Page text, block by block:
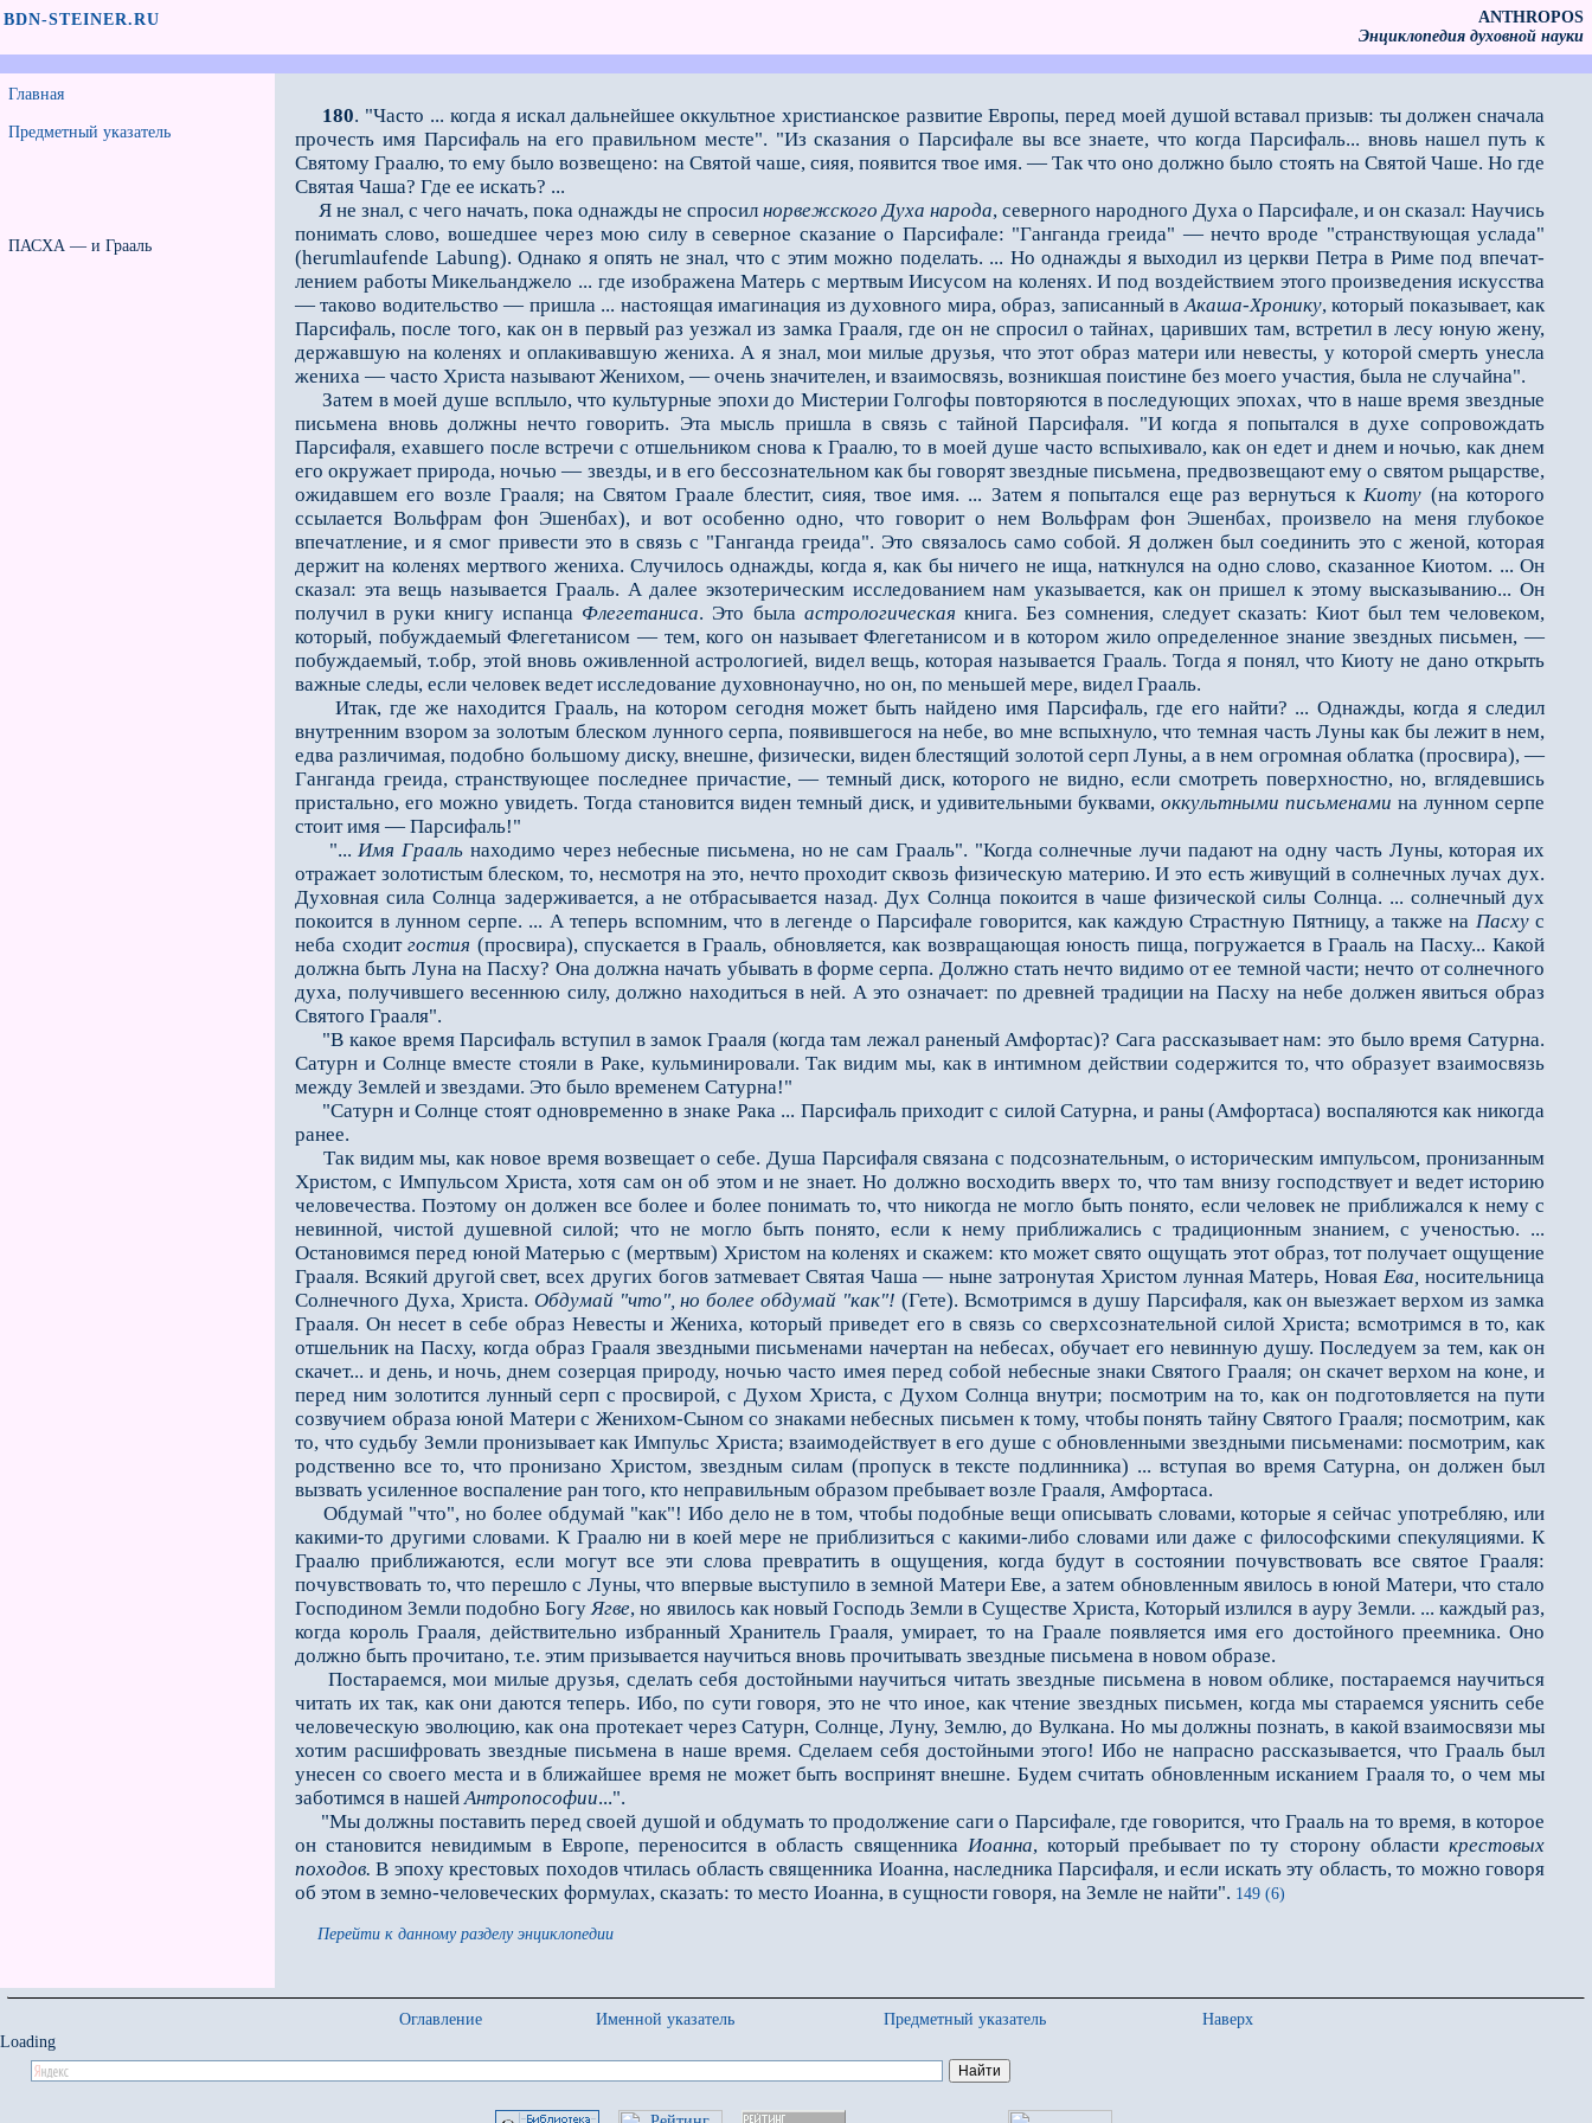
BDN-STEINER.RU
ANTHROPOS
Энциклопедия духовной науки
Главная
Предметный указатель
ПАСХА — и Грааль
180. "Часто ... когда я искал дальнейшее оккультное христианское развитие Европы, перед моей ду­шой вставал призыв: ты должен сначала
прочесть имя Парсифаль на его правильном месте". "Из сказания о Парсифале вы все знаете, что когда Парсифаль... вновь нашел путь к
Святому Граалю, то ему было воз­вещено: на Святой чаше, сияя, появится твое имя. — Так что оно должно было стоять на Святой Чаше. Но где
Святая Чаша? Где ее искать? ...
Я не знал, с чего начать, пока однажды не спросил норвежского Духа народа, северного народного Ду­ха о Парсифале, и он сказал: Научись
понимать слово, вошедшее через мою силу в северное сказание о Парсифале: "Ганганда греида" — нечто вроде "странствующая услада"
(herumlaufende Labung). Однако я опять не знал, что с этим можно поделать. ... Но однажды я выходил из церкви Петра в Риме под впечат­
лением работы Микельанджело ... где изображена Матерь с мертвым Иисусом на коленях. И под воздействи­ем этого произведения искусства
— таково водительство — пришла ... настоящая имагинация из духовного мира, образ, записанный вАкаша-Хронику, который показывает, как
Парсифаль, после того, как он в пер­вый раз уезжал из замка Грааля, где он не спросил о тайнах, царивших там, встретил в лесу юную жену,
державшую на коленях и оплакивавшую жениха. А я знал, мои милые друзья, что этот образ матери или не­весты, у которой смерть унесла
жениха — часто Христа называют Женихом, — очень значителен, и взаимо­связь, возникшая поистине без моего участия, была не случайна".
Затем в моей душе всплыло, что куль­турные эпохи до Мистерии Голгофы повторяются в последующих эпохах, что в наше время звездные
письмена вновь должны нечто говорить. Эта мысль пришла в связь с тайной Парсифаля. "И когда я попытался в духе сопровождать
Парсифаля, ехавшего после встречи с отшельником снова к Граалю, то в моей душе часто вспыхивало, как он едет и днем и ночью, как днем
его окружает природа, ночью — звезды, и в его бессоз­нательном как бы говорят звездные письмена, предвозвещают ему о святом рыцарстве,
ожидавшем его возле Грааля; на Святом Граале блестит, сияя, твое имя. ... Затем я попытался еще раз вернуться кКиоту (на которого
ссылается Вольфрам фон Эшенбах), и вот особенно одно, что говорит о нем Вольфрам фон Эшенбах, произвело на меня глубокое
впечатление, и я смог привести это в связь с "Ганганда греи­да". Это связалось само собой. Я должен был соединить это с женой, которая
держит на коленях мертвого жениха. Случилось однажды, когда я, как бы ничего не ища, наткнулся на одно слово, сказанное Киотом. ... Он
сказал: эта вещь называется Грааль. А далее экзотерическим исследованием нам указывается, как он пришел к этому высказыванию... Он
получил в руки книгу испанца Флегетаниса. Это была астрологичес­кая книга. Без сомнения, следует сказать: Киот был тем человеком,
который, побуждаемый Флегетанисом — тем, кого он называет Флегетанисом и в котором жило определенное знание звездных письмен, —
побужда­емый, т.обр, этой вновь оживленной астрологией, видел вещь, которая называется Грааль. Тогда я понял, что Киоту не дано открыть
важные следы, если человек ведет исследование духовнонаучно, но он, по меньшей мере, видел Грааль.
Итак, где же находится Грааль, на котором сегодня может быть найдено имя Парсифаль, где его найти? ... Однажды, когда я следил
внутренним взором за золотым блеском лунного серпа, появившегося на небе, во мне вспыхнуло, что темная часть Луны как бы лежит в нем,
едва различимая, подобно большому диску, внешне, физически, виден блестящий золотой серп Луны, а в нем огромная облатка (просвира), —
Ганганда греида, странствующее послед­нее причастие, — темный диск, которого не видно, если смотреть поверхностно, но, вглядевшись
пристально, его можно увидеть. Тогда становится виден темный диск, и удивительными буквами, оккультными письменами на лунном серпе
стоит имя — Парсифаль!"
"...Имя Грааль находимо через небесные письмена, но не сам Грааль". "Когда солнечные лучи падают на одну часть Луны, которая их
отражает золотистым блеском, то, несмотря на это, нечто проходит сквозь физическую материю. И это есть живущий в солнечных лучах дух.
Духовная сила Солнца задерживается, а не отбрасывается назад. Дух Солнца покоится в чаше физической силы Солнца. ... сол­нечный дух
покоится в лунном серпе. ... А теперь вспомним, что в легенде о Парсифале говорится, как каждую Страстную Пятницу, а также на Пасхус
неба сходитгостия (просвира), спускается в Грааль, об­новляется, как возвращающая юность пища, погружается в Грааль на Пасху... Какой
должна быть Луна на Пасху? Она должна начать убывать в форме серпа. Должно стать нечто видимо от ее темной части; нечто от солнечного
духа, получившего весеннюю силу, должно находиться в ней. А это означает: по древней традиции на Пасху на небе должен явиться образ
Святого Грааля".
"В какое время Парсифаль вступил в замок Грааля (когда там лежал раненый Амфортас)? Сага рассказы­вает нам: это было время Сатурна.
Сатурн и Солнце вместе стояли в Раке, кульминировали. Так ви­дим мы, как в интимном действии содержится то, что образует взаимосвязь
между Землей и звездами. Это было временем Сатурна!"
"Сатурн и Солнце стоят одновременно в знаке Рака ... Парсифаль приходит с силой Сатурна, и раны (Амфортаса) воспаляются как никогда
ранее.
Так видим мы, как новое время возвещает о себе. Душа Парсифаля связана с подсознательным, о исто­рическим импульсом, пронизанным
Христом, с Импульсом Христа, хотя сам он об этом и не знает. Но дол­жно восходить вверх то, что там внизу господствует и ведет историю
человечества. Поэтому он должен все более и более понимать то, что никогда не могло быть понято, если человек не приближался к нему с
невинной, чистой душевной силой; что не могло быть понято, если к нему приближались с традиционным знанием, с ученостью. ...
Остановимся перед юной Матерью с (мертвым) Христом на коленях и скажем: кто может свято ощущать этот образ, тот получает ощущение
Грааля. Всякий другой свет, всех других богов затмевает Святая Чаша — ныне затронутая Христом лунная Матерь, НоваяЕва, носительница
Солнечного Духа, Христа. Обдумай "что", но более обдумай "как"! (Гете). Всмотримся в душу Парсифаля, как он вы­езжает верхом из замка
Грааля. Он несет в себе образ Невесты и Жениха, который приведет его в связь со сверхсознательной силой Христа; всмотримся в то, как
отшельник на Пасху, когда образ Грааля звезд­ными письменами начертан на небесах, обучает его невинную душу. Последуем за тем, как он
скачет... и день, и ночь, днем созерцая природу, ночью часто имея перед собой небесные знаки Святого Грааля; он скачет верхом на коне, и
перед ним золотится лунный серп с просвирой, с Духом Христа, с Духом Солнца внутри; посмотрим на то, как он подготовляется на пути
созвучием образа юной Матери с Женихом-Сыном со знаками небесных письмен к тому, чтобы понять тайну Святого Грааля; посмотрим, как
то, что судьбу Земли пронизывает как Импульс Христа; взаимодействует в его душе с обновленными звездными письменами: посмо­трим, как
родственно все то, что пронизано Христом, звездным силам (пропуск в тексте подлинника) ... вступая во время Сатурна, он должен был
вызвать усиленное воспаление ран того, кто неправильным обра­зом пребывает возле Грааля, Амфортаса.
Обдумай "что", но более обдумай "как"! Ибо дело не в том, чтобы подобные вещи описывать словами, которые я сейчас употребляю, или
какими-то другими словами. К Граалю ни в коей мере не приблизиться с какими-либо словами или даже с философскими спекуляциями. К
Граалю приближаются, если могут все эти слова превратить в ощущения, когда будут в состоянии почувствовать все святое Грааля:
почувствовать то, что перешло с Луны, что впервые выступило в земной Матери Еве, а затем обновленным явилось в юной Матери, что стало
Господином Земли подобно БогуЯгве, но явилось как новый Господь Земли в Существе Христа, Который излился в ауру Земли. ... каждый раз,
когда король Грааля, действительно избранный Хранитель Грааля, умирает, то на Граале появляется имя его достойного преемника. Оно
должно быть прочитано, т.е. этим призывается научиться вновь прочитывать звездные письмена в новом образе.
Постараемся, мои милые друзья, сделать себя достойными научиться читать звездные письмена в новом облике, постараемся научиться
читать их так, как они даются теперь. Ибо, по сути говоря, это не что иное, как чтение звездных письмен, когда мы стараемся уяснить себе
человеческую эволюцию, как она про­текает через Сатурн, Солнце, Луну, Землю, до Вулкана. Но мы должны познать, в какой взаимосвязи мы
хо­тим расшифровать звездные письмена в наше время. Сделаем себя достойными этого! Ибо не напрасно рас­сказывается, что Грааль был
унесен со своего места и в ближайшее время не может быть воспринят внешне. Будем считать обновленным исканием Грааля то, о чем мы
заботимся в нашейАнтропософии...".
"Мы должны поставить перед своей душой и обдумать то продолжение саги о Парсифале, где говорится, что Грааль на то время, в которое
он становится невидимым в Европе, переносится в область священника Иоанна, который пребывает по ту сторону области крестовых
походов. В эпоху крестовых походов чтилась область священника Иоанна, наследника Парсифаля, и если искать эту область, то можно говоря
об этом в земно-человеческих формулах, сказать: то место Иоанна, в сущности говоря, на Земле не найти". 149 (6)
Перейти к данному разделу энциклопедии
Оглавление Именной указатель Предметный указатель
Наверх
Loading